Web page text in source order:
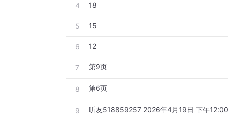
4 18
5 15
6 12
7 第9页
8 第6页
9 听友518859257 2026年4月19日 下午12:00